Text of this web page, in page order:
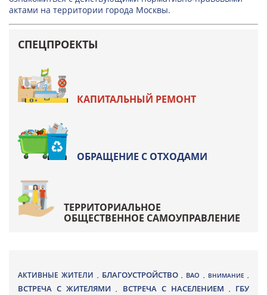
актами на территории города Москвы.
СПЕЦПРОЕКТЫ
КАПИТАЛЬНЫЙ РЕМОНТ
ОБРАЩЕНИЕ С ОТХОДАМИ
ТЕРРИТОРИАЛЬНОЕ
ОБЩЕСТВЕННОЕ САМОУПРАВЛЕНИЕ
АКТИВНЫЕ ЖИТЕЛИ , БЛАГОУСТРОЙСТВО , ВАО , ВНИМАНИЕ ,
ВСТРЕЧА С ЖИТЕЛЯМИ, ВСТРЕЧА С НАСЕЛЕНИЕМ , ГБУ